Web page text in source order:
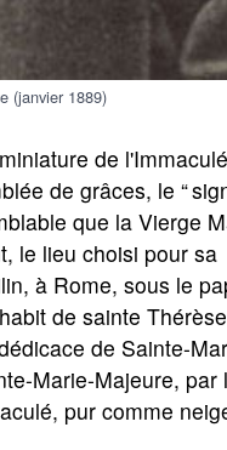
(janvier 1889)
de
de grâces, le “
que la Vierge
le lieu choisi pour sa
à Rome, sous le
de sainte
de Sainte-
Marie-Majeure, par
pur comme